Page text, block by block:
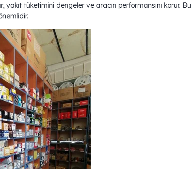
yakıt tüketimini dengeler ve aracın performansını korur. Bu